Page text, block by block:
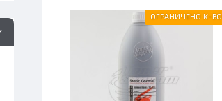
ОГРАНИЧЕНО К-ВО